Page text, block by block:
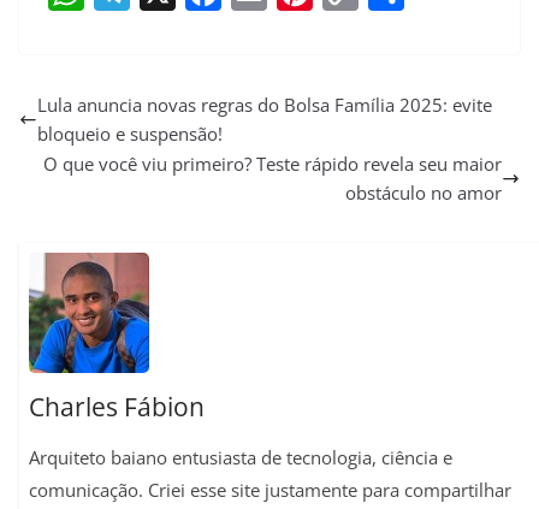
a
t
s
l
e
g
m
c
e
b
a
l
n
e
p
L
a
e
Lula anuncia novas regras do Bolsa Família 2025: evite
bloqueio e suspensão!
O que você viu primeiro? Teste rápido revela seu maior
obstáculo no amor
Charles Fábion
Arquiteto baiano entusiasta de tecnologia, ciência e
comunicação. Criei esse site justamente para compartilhar